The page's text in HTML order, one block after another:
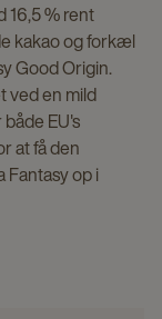
16,5 % rent
kakao og forkæl
Good Origin.
ved en mild
EU's
at få den
Fantasy op i